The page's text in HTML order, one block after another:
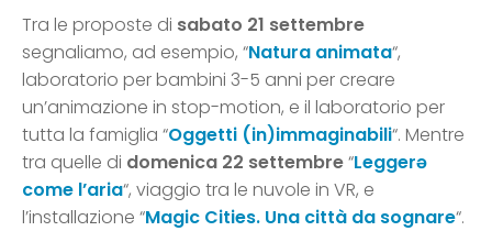
Tra le proposte di sabato 21 settembre
segnaliamo, ad esempio, “Natura animata“,
laboratorio per bambini 3-5 anni per creare
un’animazione in stop-motion, e il laboratorio per
tutta la famiglia “Oggetti (in)immaginabili“. Mentre
tra quelle di domenica 22 settembre“Leggerə
come l’aria“, viaggio tra le nuvole in VR, e
l’installazione “Magic Cities. Una città da sognare“.